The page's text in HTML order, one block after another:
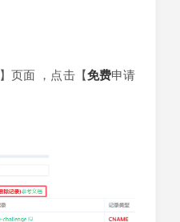
】页面 ，点击【免费申请